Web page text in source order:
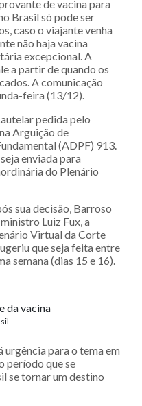
de vacina para
Brasil só pode ser
caso o viajante venha
não haja vacina
excepcional. A
a partir de quando os
A comunicação
feira (13/12).
pedida pelo
Arguição de
(ADPF) 913.
enviada para
do Plenário
sua decisão, Barroso
Luiz Fux, a
Virtual da Corte
que seja feita entre
semana (dias 15 e 16).
da vacina
urgência para o tema em
período que se
se tornar um destino